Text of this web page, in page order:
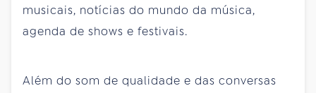
musicais, notícias do mundo da música,
agenda de shows e festivais.
Além do som de qualidade e das conversas